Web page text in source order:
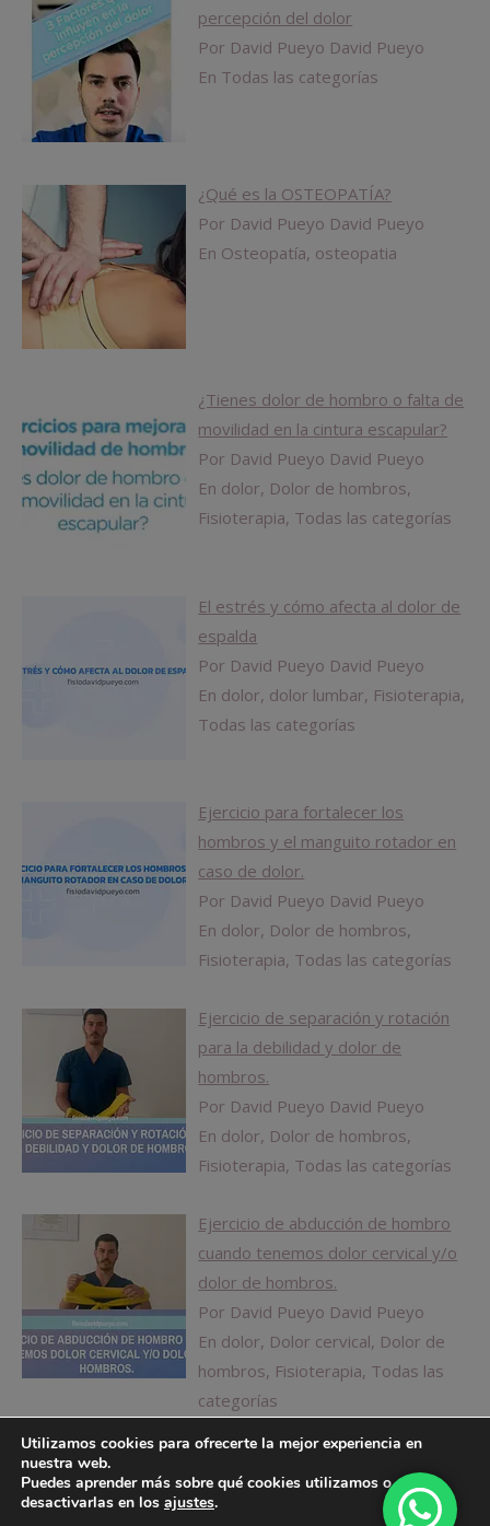
percepción del dolor
Por David Pueyo David Pueyo
En Todas las categorías
¿Qué es la OSTEOPATÍA?
Por David Pueyo David Pueyo
En Osteopatía, osteopatia
¿Tienes dolor de hombro o falta de
movilidad en la cintura escapular?
Por David Pueyo David Pueyo
En dolor, Dolor de hombros,
Fisioterapia, Todas las categorías
El estrés y cómo afecta al dolor de
espalda
Por David Pueyo David Pueyo
En dolor, dolor lumbar, Fisioterapia,
Todas las categorías
Ejercicio para fortalecer los
hombros y el manguito rotador en
caso de dolor.
Por David Pueyo David Pueyo
En dolor, Dolor de hombros,
Fisioterapia, Todas las categorías
Ejercicio de separación y rotación
para la debilidad y dolor de
hombros.
Por David Pueyo David Pueyo
En dolor, Dolor de hombros,
Fisioterapia, Todas las categorías
Ejercicio de abducción de hombro
cuando tenemos dolor cervical y/o
dolor de hombros.
Por David Pueyo David Pueyo
En dolor, Dolor cervical, Dolor de
hombros, Fisioterapia, Todas las
categorías
Utilizamos cookies para ofrecerte la mejor experiencia en
nuestra web.
Puedes aprender más sobre qué cookies utilizamos o
desactivarlas en los ajustes.